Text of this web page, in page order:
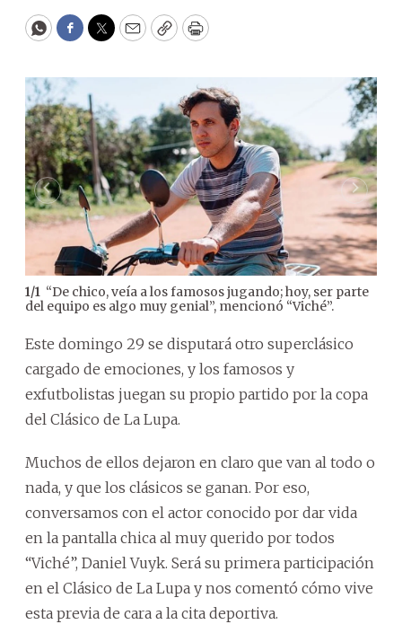
WhatsApp
Facebook
Twitter
EmailCopyPrint
1/1 “De chico, veía a los famosos jugando; hoy, ser parte
del equipo es algo muy genial”, mencionó “Viché”.
Este domingo 29 se disputará otro superclásico
cargado de emociones, y los famosos y
exfutbolistas juegan su propio partido por la copa
del Clásico de La Lupa.
Muchos de ellos dejaron en claro que van al todo o
nada, y que los clásicos se ganan. Por eso,
conversamos con el actor conocido por dar vida
en la pantalla chica al muy querido por todos
“Viché”, Daniel Vuyk. Será su primera participación
en el Clásico de La Lupa y nos comentó cómo vive
esta previa de cara a la cita deportiva.